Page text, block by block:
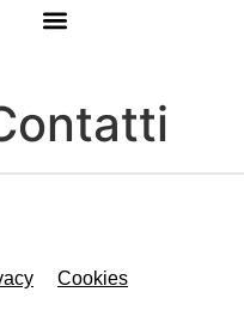
Cookies